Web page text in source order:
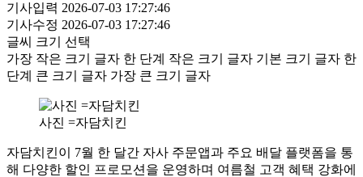
기사입력 2026-07-03 17:27:46
기사수정 2026-07-03 17:27:46
글씨 크기 선택
가장 작은 크기 글자 한 단계 작은 크기 글자 기본 크기 글자 한
단계 큰 크기 글자 가장 큰 크기 글자
사진 =자담치킨
자담치킨이 7월 한 달간 자사 주문앱과 주요 배달 플랫폼을 통
해 다양한 할인 프로모션을 운영하며 여름철 고객 혜택 강화에